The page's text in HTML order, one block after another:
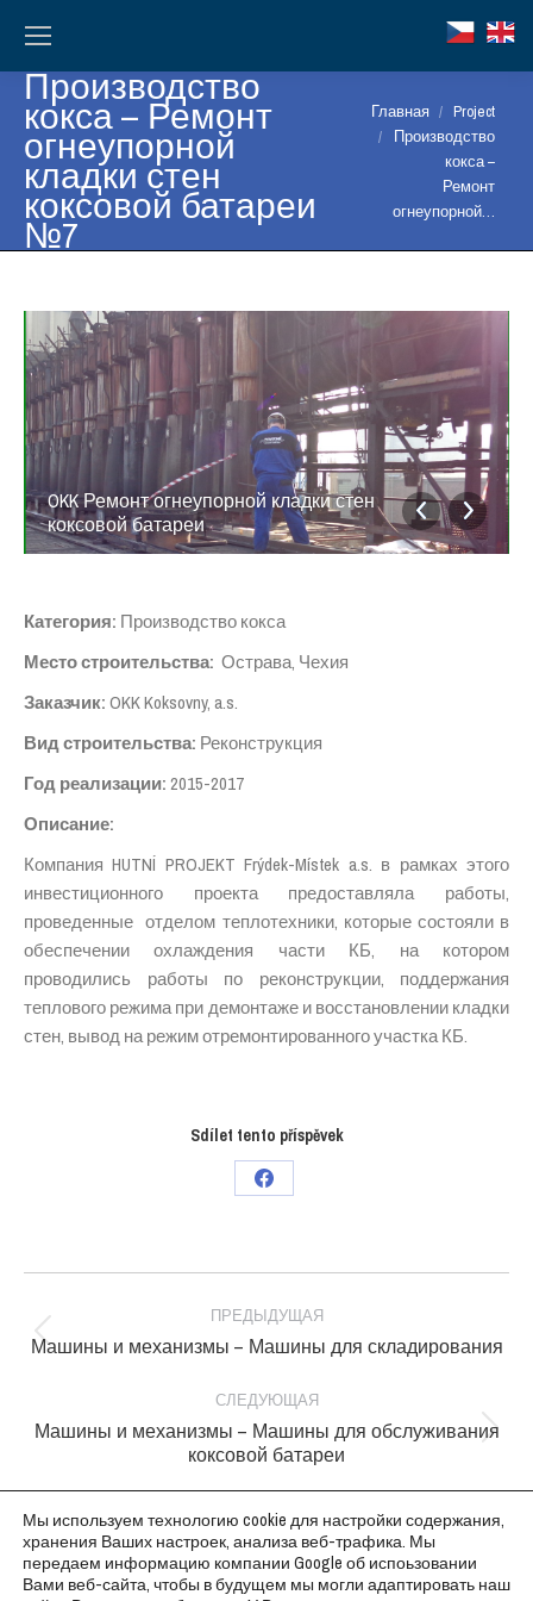
Производство
кокса – Ремонт
огнеупорной
кладки стен
коксовой батареи
№7
Вы здесь:
Главная
Project
Производство
кокса –
Ремонт
огнеупорной…
OKK Ремонт огнеупорной кладки стен
коксовой батареи
Категория: Производство кокса
Место строительства: Острава, Чехия
Заказчик:OKK Koksovny, a.s.
Вид строительства: Реконструкция
Год реализации:2015-2017
Описание:
Компания HUTNÍ PROJEKT Frýdek-Místek a.s. в рамках этого
инвестиционного проекта предоставляла работы,
проведенные отделом теплотехники, которые состояли в
обеспечении охлаждения части КБ, на котором
проводились работы по реконструкции, поддержания
теплового режима при демонтаже и восстановлении кладки
стен, вывод на режим отремонтированного участка КБ.
Sdílet tento příspěvek
Поделиться
Facebook
Project
navigation ПРЕДЫДУЩАЯ
Previous
Машины и механизмы – Машины для складирования
СЛЕДУЮЩАЯ
Next
project:
Машины и механизмы – Машины для обслуживания
коксовой батареи
Мы используем технологию cookie для настройки содержания,
хранения Ваших настроек, анализа веб-трафика. Мы
передаем информацию компании Google об испоьзовании
Вами веб-сайта, чтобы в будущем мы могли адаптировать наш